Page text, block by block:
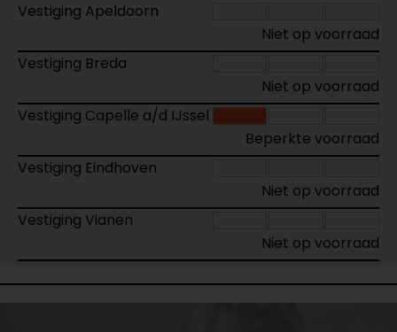
Vestiging Apeldoorn
Niet op voorraad
Vestiging Breda
Niet op voorraad
Vestiging Capelle a/d IJssel
Beperkte voorraad
Vestiging Eindhoven
Niet op voorraad
Vestiging Vianen
Niet op voorraad